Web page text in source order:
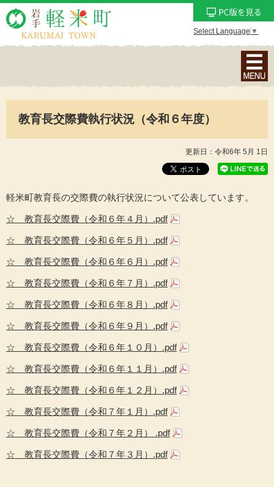
Select Language ▼
ナ
ビ
ン
メ
ュ
教育長交際費執行状況（令和６年度）
更新日：令和6年 5月 1日
軽米町教育長の交際費の執行状況について公表しています。
☆ 教育長交際費（令和６年４月）.pdf
☆ 教育長交際費（令和６年５月）.pdf
☆ 教育長交際費（令和６年６月）.pdf
☆ 教育長交際費（令和６年７月）.pdf
☆ 教育長交際費（令和６年８月）.pdf
☆ 教育長交際費（令和６年９月）.pdf
☆ 教育長交際費（令和６年１０月）.pdf
☆ 教育長交際費（令和６年１１月）.pdf
☆ 教育長交際費（令和６年１２月）.pdf
☆ 教育長交際費（令和７年１月）.pdf
☆ 教育長交際費（令和７年２月） .pdf
☆ 教育長交際費（令和７年３月）.pdf